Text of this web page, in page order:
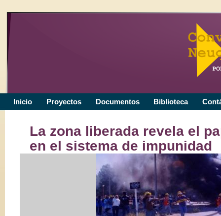
Inicio Proyectos Documentos Biblioteca
La zona liberada revela el
en el sistema de impunidad